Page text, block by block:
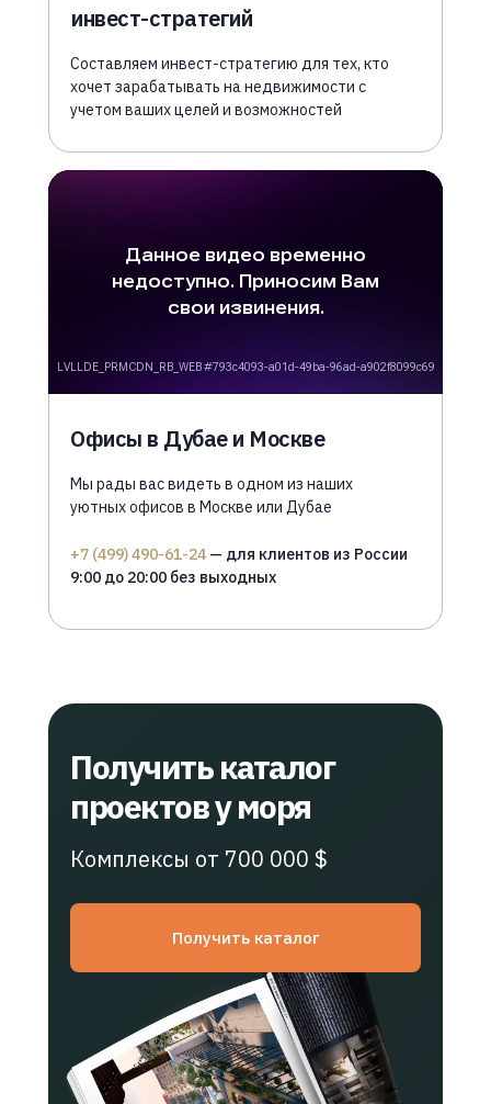
Составляем инвест-стратегию для тех, кто
хочет зарабатывать на недвижимости с
учетом ваших целей и возможностей
Мы рады вас видеть в одном из наших
уютных офисов в Москве или Дубае
инвест-стратегий
Офисы в Дубае и Москве
+7 (499) 490-61-24 — для клиентов из России
9:00 до 20:00 без выходных
Получить каталог
проектов у моря
Комплексы от 700 000 $
Получить каталог